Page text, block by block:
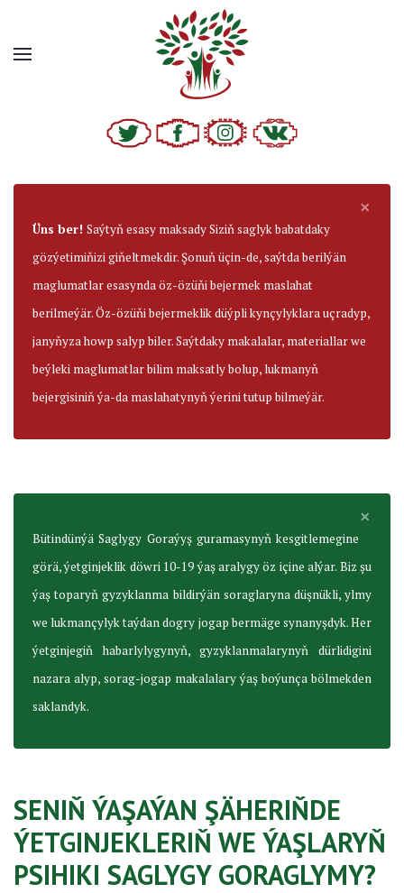
×
Üns ber! Saýtyň esasy maksady Siziň saglyk babatdaky
gözýetimiňizi giňeltmekdir. Şonuň üçin-de, saýtda berilýän
maglumatlar esasynda öz-özüňi bejermek maslahat
berilmeýär. Öz-özüňi bejermeklik düýpli kynçylyklara uçradyp,
janyňyza howp salyp biler. Saýtdaky makalalar, materiallar we
beýleki maglumatlar bilim maksatly bolup, lukmanyň
bejergisiniň ýa-da maslahatynyň ýerini tutup bilmeýär.
×
Bütindünýä Saglygy Goraýyş guramasynyň kesgitlemegine
görä, ýetginjeklik döwri 10-19 ýaş aralygy öz içine alýar. Biz şu
ýaş toparyň gyzyklanma bildirýän soraglaryna düşnükli, ylmy
we lukmançylyk taýdan dogry jogap bermäge synanyşdyk. Her
ýetginjegiň habarlylygynyň, gyzyklanmalarynyň dürlidigini
nazara alyp, sorag-jogap makalalary ýaş boýunça bölmekden
saklandyk.
SENIŇ ÝAŞAÝAN ŞÄHERIŇDE
ÝETGINJEKLERIŇ WE ÝAŞLARYŇ
PSIHIKI SAGLYGY GORAGLYMY?